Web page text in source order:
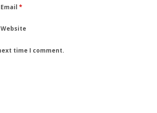
Email *
Website
time I comment.